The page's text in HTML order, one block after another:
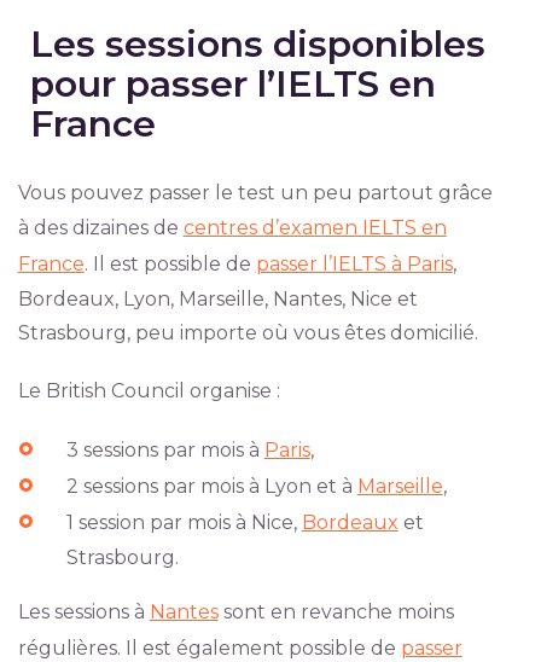
Les sessions disponibles
pour passer l’IELTS en
France
Vous pouvez passer le test un peu partout grâce
à des dizaines de centres d’examen IELTS en
France. Il est possible de passer l’IELTS à Paris,
Bordeaux, Lyon, Marseille, Nantes, Nice et
Strasbourg, peu importe où vous êtes domicilié.
Le British Council organise :
3 sessions par mois à Paris,
2 sessions par mois à Lyon et à Marseille,
1 session par mois à Nice, Bordeaux et
Strasbourg.
Les sessions à Nantessont en revanche moins
régulières. Il est également possible de passer